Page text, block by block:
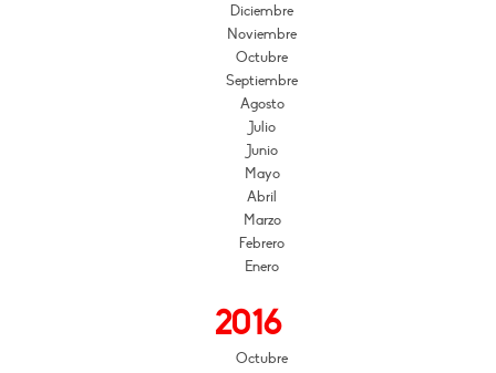
Diciembre
Noviembre
Octubre
Septiembre
Agosto
Julio
Junio
Mayo
Abril
Marzo
Febrero
Enero
2016
Octubre